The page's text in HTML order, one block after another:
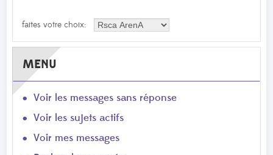
faites votre choix:
MENU
Voir les messages sans réponse
Voir les sujets actifs
Voir mes messages